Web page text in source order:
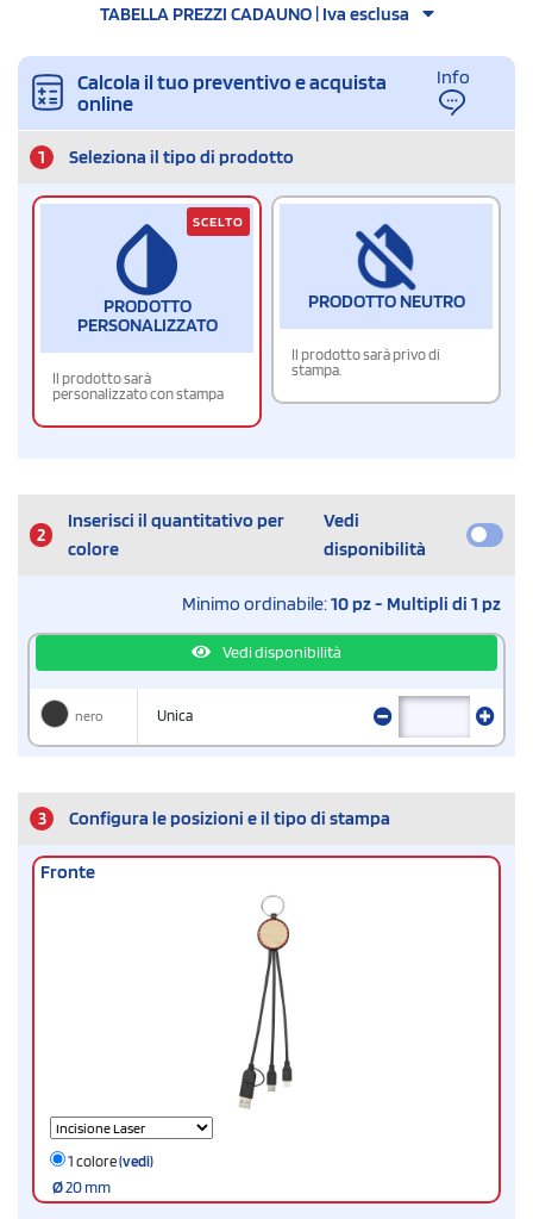
TABELLA PREZZI CADAUNO | Iva esclusa
Calcola il tuo preventivo e acquista
online
Info
1 Seleziona il tipo di prodotto
PRODOTTO
PERSONALIZZATO
Il prodotto sarà
personalizzato con stampa
SCELTO
PRODOTTO NEUTRO
Il prodotto sarà privo di
stampa.
2
Inserisci il quantitativo per
colore
Vedi
disponibilità
Minimo ordinabile:10 pz - Multipli di 1 pz
Vedi disponibilità
nero Unica
3 Configura le posizioni e il tipo di stampa
Fronte
1 colore(vedi)
Ø20 mm